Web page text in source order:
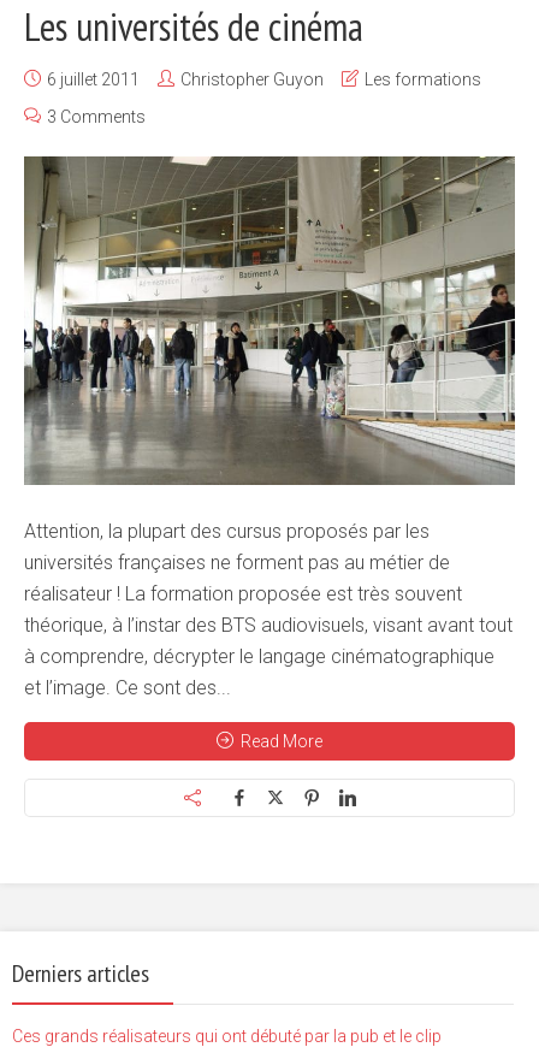
Les universités de cinéma
6 juillet 2011 Christopher Guyon
Les formations
3 Comments
Attention, la plupart des cursus proposés par les
universités françaises ne forment pas au métier de
réalisateur ! La formation proposée est très souvent
théorique, à l’instar des BTS audiovisuels, visant avant tout
à comprendre, décrypter le langage cinématographique
et l’image. Ce sont des...
Read More
Derniers articles
Ces grands réalisateurs qui ont débuté par la pub et le clip